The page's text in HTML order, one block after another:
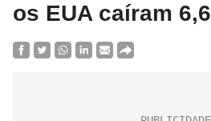
os EUA caíram